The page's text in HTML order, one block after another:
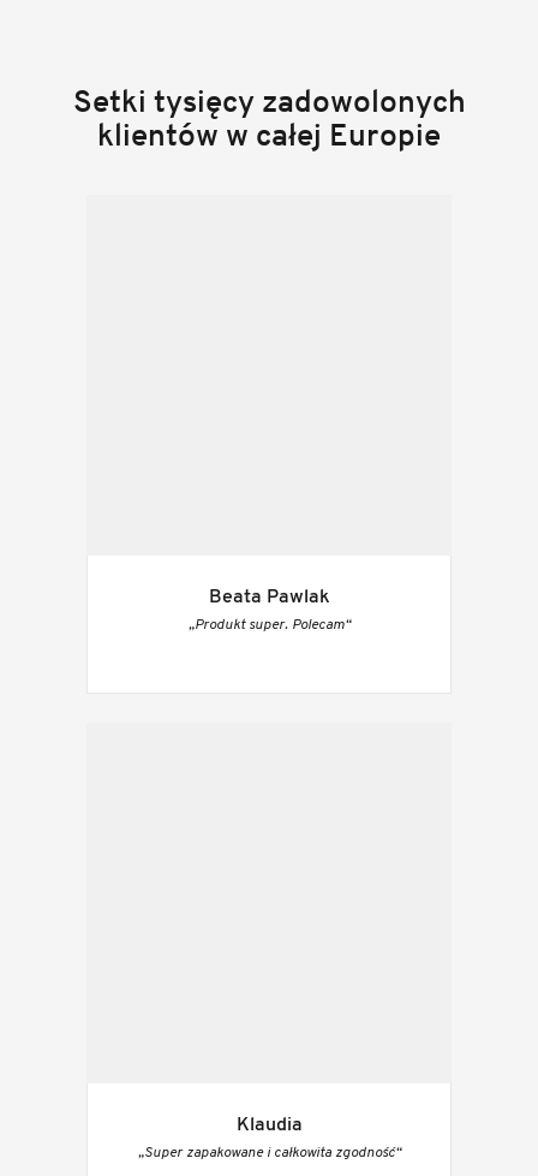
Setki tysięcy zadowolonych
klientów w całej Europie
Beata Pawlak
„Produkt super. Polecam“
Klaudia
„Super zapakowane i całkowita zgodność“